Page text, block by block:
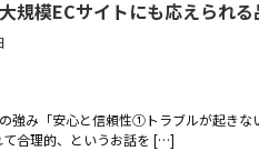
規模ECサイトにも応えられる
強み「安心と信頼性①トラブルが起き
て合理的、というお話を […]